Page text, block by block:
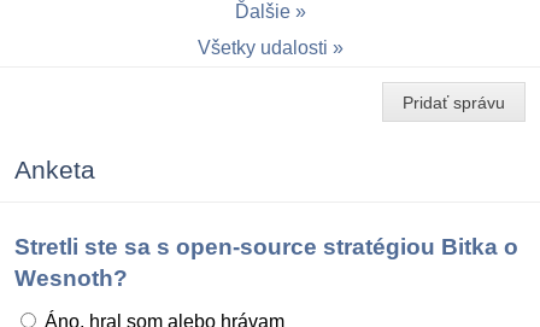
Ďalšie
Všetky udalosti
Pridať správu
Anketa
Stretli ste sa s open-source stratégiou Bitka o
Wesnoth?
Áno, hral som alebo hrávam